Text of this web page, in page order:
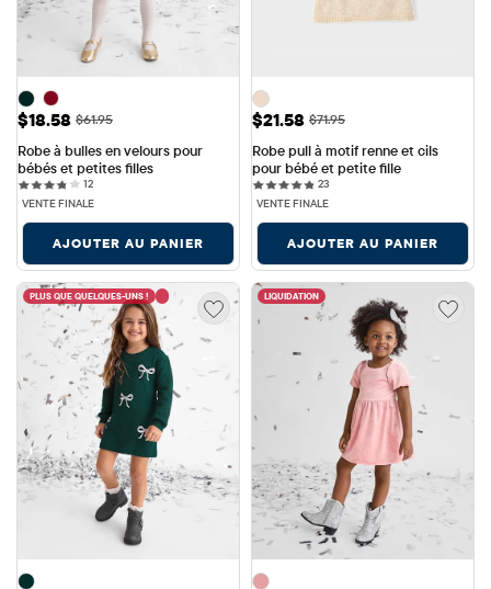
Prix ​​de vente: $18.58
$18.58 Prix ​​d'origine: $61.95
$61.95
Robe à bulles en velours pour
bébés et petites filles
1212 reviews
VENTE FINALE
AJOUTER AU PANIER
Prix ​​de vente: $21.58
$21.58 Prix ​​d'origine: $71.95
$71.95
Robe pull à motif renne et cils
pour bébé et petite fille
2323 reviews
VENTE FINALE
AJOUTER AU PANIER
PLUS QUE QUELQUES-UNS ! LIQUIDATION